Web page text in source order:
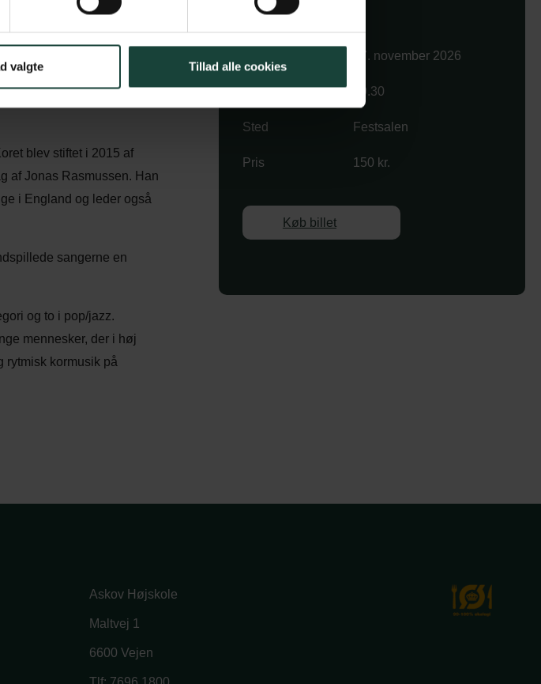
valgte Tillad alle cookies
afhængig af et roligt
blev stiftet i 2015 af
af Jonas Rasmussen. Han
i England og leder også
sangerne en
og to i pop/jazz.
mennesker, der i høj
rytmisk kormusik på
17. november 2026
Tid 19.30
Sted Festsalen
Pris 150 kr.
Køb billet
Askov Højskole
Maltvej 1
6600 Vejen